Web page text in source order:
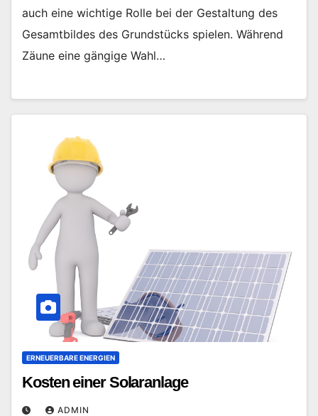
auch eine wichtige Rolle bei der Gestaltung des
Gesamtbildes des Grundstücks spielen. Während
Zäune eine gängige Wahl…
ERNEUERBARE ENERGIEN
Kosten einer Solaranlage
ADMIN